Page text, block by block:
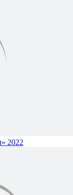
2022